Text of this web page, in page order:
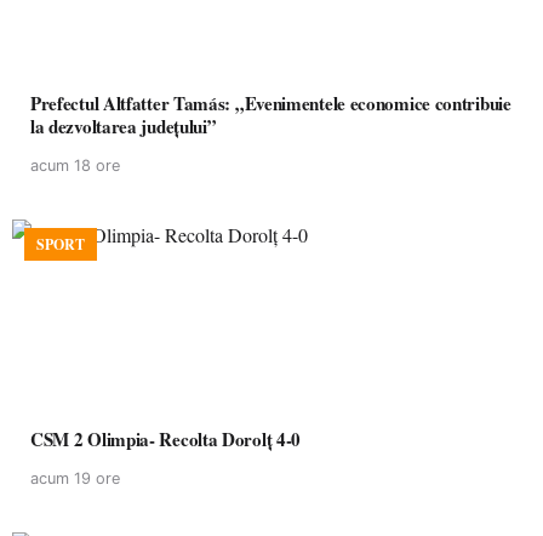
Prefectul Altfatter Tamás: „Evenimentele economice contribuie
la dezvoltarea județului”
acum 18 ore
SPORT
CSM 2 Olimpia- Recolta Dorolț 4-0
acum 19 ore